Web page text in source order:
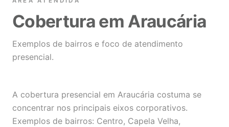
Cobertura em Araucária
Exemplos de bairros e foco de atendimento
presencial.
A cobertura presencial em Araucária costuma se
concentrar nos principais eixos corporativos.
Exemplos de bairros: Centro, Capela Velha,